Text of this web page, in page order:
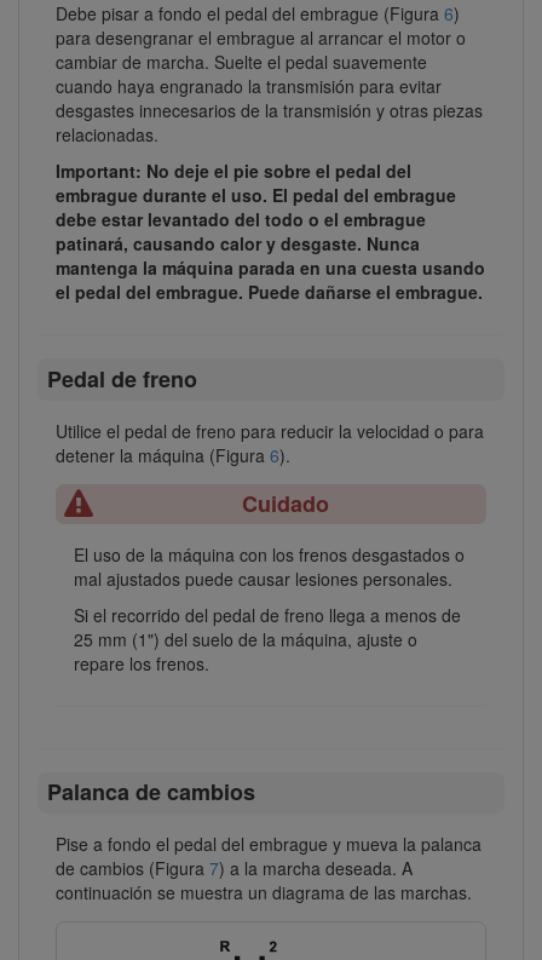
Debe pisar a fondo el pedal del embrague (Figura 6)
para desengranar el embrague al arrancar el motor o
cambiar de marcha. Suelte el pedal suavemente
cuando haya engranado la transmisión para evitar
desgastes innecesarios de la transmisión y otras piezas
relacionadas.
Important: No deje el pie sobre el pedal del
embrague durante el uso. El pedal del embrague
debe estar levantado del todo o el embrague
patinará, causando calor y desgaste. Nunca
mantenga la máquina parada en una cuesta usando
el pedal del embrague. Puede dañarse el embrague.
Pedal de freno
Utilice el pedal de freno para reducir la velocidad o para
detener la máquina (Figura 6).
Cuidado
El uso de la máquina con los frenos desgastados o
mal ajustados puede causar lesiones personales.
Si el recorrido del pedal de freno llega a menos de
25 mm (1") del suelo de la máquina, ajuste o
repare los frenos.
Palanca de cambios
Pise a fondo el pedal del embrague y mueva la palanca
de cambios (Figura 7) a la marcha deseada. A
continuación se muestra un diagrama de las marchas.